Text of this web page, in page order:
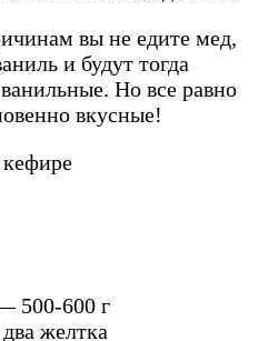
вы не едите мед,
и будут тогда
Но все равно
вкусные!
500-600 г
желтка